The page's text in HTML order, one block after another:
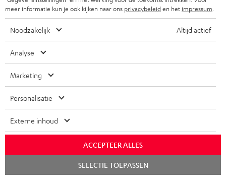
n
i
e
u
w
s
b
r
i
HOME CINEMA SPEAKERS
COMPLETE SYSTEMEN
SOUNDBARS
HIFI-SPEAKERS
SMART HOME
BLUETOOTH
BLUETOOTH KOPTELEFOONS
Teufel online shops
DUITSLAND
OOSTENRIJK
ZWITSERLAND
BELGIË
meer informatie kun je ook kijken naar ons privacybeleiden het impressum
Noodzakelijk Altijd actief
Analyse
Marketing
Personalisatie
Externe inhoud
ACCEPTEER ALLES
SELECTIE TOEPASSEN